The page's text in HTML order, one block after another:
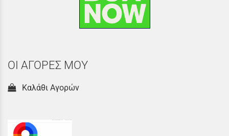
ΟΙ ΑΓΟΡΕΣ ΜΟΥ
Καλάθι Αγορών